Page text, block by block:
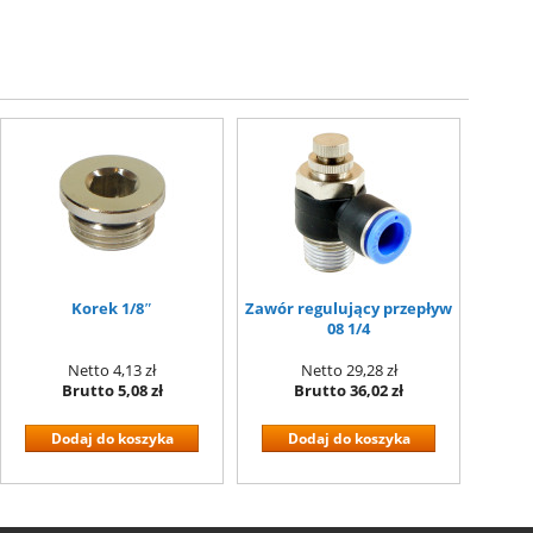
Korek 1/8″
Netto 4,13 zł
Brutto5,08 zł
Dodaj do koszyka
Zawór regulujący przepływ
08 1/4
Netto 29,28 zł
Brutto36,02 zł
Dodaj do koszyka